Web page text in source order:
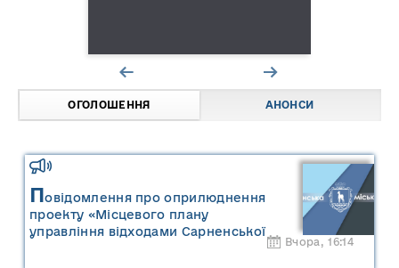
ОГОЛОШЕННЯ АНОНСИ
Повідомлення про оприлюднення
проекту «Місцевого плану
управління відходами Сарненської
міської територіальної громади» та
Вчора, 16:14